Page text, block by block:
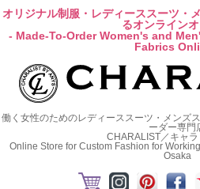
オリジナル制服・レディーススーツ・
るオンライン
- Made-To-Order Women's and
Fabrics
働く女性のためのレディーススーツ・メンズ
ーダー専門
CHARALIST／キャラ
Online Store for Custom Fashion for
Osaka